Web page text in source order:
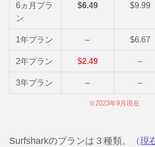
6ヵ月プラ
ン
$6.49 $9.99
1年プラン – $6.67
2年プラン $2.49 –
3年プラン – –
※2023年9月現在
Surfsharkのプランは３種類。（現